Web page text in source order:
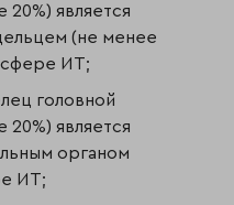
является
(не менее
сфере ИТ;
головной
является
органом
ИТ;